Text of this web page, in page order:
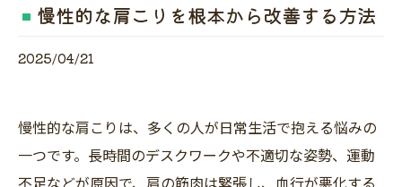
慢性的な肩こりを根本から改善する方法
2025/04/21
慢性的な肩こりは、多くの人が日常生活で抱える悩みの
一つです。長時間のデスクワークや不適切な姿勢、運動